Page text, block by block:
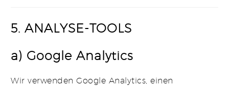
5. ANALYSE-TOOLS
a) Google Analytics
Wir verwenden Google Analytics, einen